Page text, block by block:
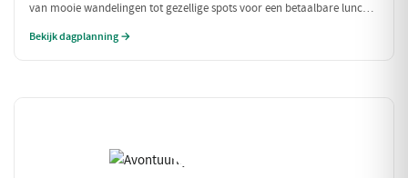
van mooie wandelingen tot gezellige spots voor een betaalbare lunch.
zonder dat je veel hoeft uit te geven.
Bekijk dagplanning →